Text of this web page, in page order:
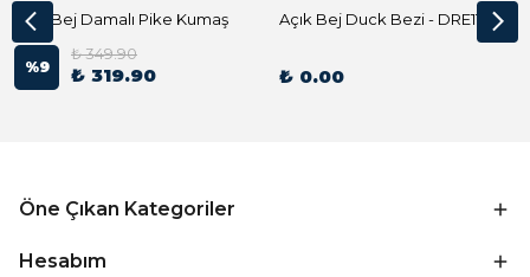
Açık Bej Damalı Pike Kumaş
%9
₺ 349.90
₺ 319.90
Açık Bej Duck Bezi - DRE1144 Kumaş Peçete
₺ 0.00
Öne Çıkan Kategoriler
Hesabım